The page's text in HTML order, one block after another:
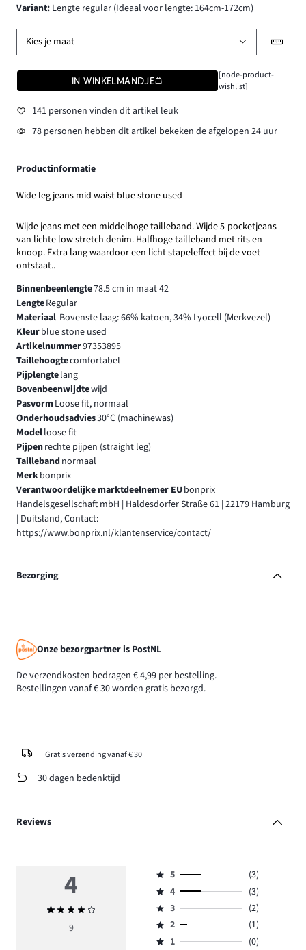
Variant: Lengte regular (Ideaal voor lengte: 164cm-172cm)
Kies je maat
IN WINKELMANDJE
[node-product-
wishlist]
141 personen vinden dit artikel leuk
78 personen hebben dit artikel bekeken de afgelopen 24 uur
Productinformatie
Wide leg jeans mid waist blue stone used
Wijde jeans met een middelhoge tailleband. Wijde 5-pocketjeans
van lichte low stretch denim. Halfhoge tailleband met rits en
knoop. Extra lang waardoor een licht stapeleffect bij de voet
ontstaat..
Binnenbeenlengte78.5 cm in maat 42
LengteRegular
Materiaal Bovenste laag: 66% katoen, 34% Lyocell (Merkvezel)
Kleurblue stone used
Artikelnummer97353895
Taillehoogtecomfortabel
Pijplengtelang
Bovenbeenwijdtewijd
PasvormLoose fit, normaal
Onderhoudsadvies30°C (machinewas)
Modelloose fit
Pijpenrechte pijpen (straight leg)
Taillebandnormaal
Merkbonprix
Verantwoordelijke marktdeelnemer EUbonprix
Handelsgesellschaft mbH | Haldesdorfer Straße 61 | 22179 Hamburg
| Duitsland, Contact:
https://www.bonprix.nl/klantenservice/contact/
Bezorging
Onze bezorgpartner is PostNL
De verzendkosten bedragen € 4,99 per bestelling.
Bestellingen vanaf € 30 worden gratis bezorgd.
Gratis verzending vanaf € 30
30 dagen bedenktijd
Reviews
4
Gemiddelde
beoordeling
9
Beoordeling
5,
aantal
reviews
3.
5
(3)
Beoordeling
4,
aantal
reviews
4
(3)
Beoordeling
3,
aantal
3
(2)
Beoordeling
2,
2
(1)
1 (0)